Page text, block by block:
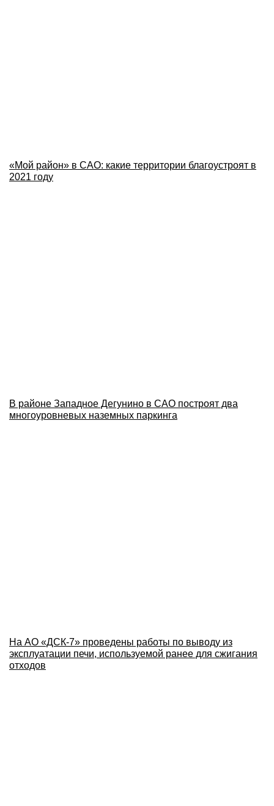
«Мой район» в САО: какие территории благоустроят в
2021 году
В районе Западное Дегунино в САО построят два
многоуровневых наземных паркинга
На АО «ДСК-7» проведены работы по выводу из
эксплуатации печи, используемой ранее для сжигания
отходов